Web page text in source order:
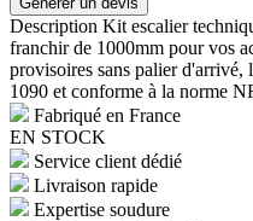
Description Kit escalier
franchir de 1000mm pour vos
provisoires sans palier
1090 et conforme à la norme
Fabriqué en France
EN STOCK
Service client dédié
Livraison rapide
Expertise soudure